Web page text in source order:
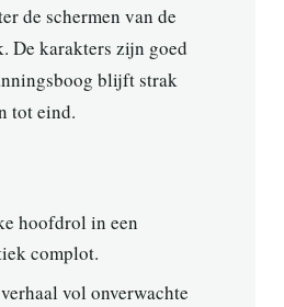
de schermen van de
De karakters zijn goed
blijft strak
tot eind.
hoofdrol in een
complot.
vol onverwachte